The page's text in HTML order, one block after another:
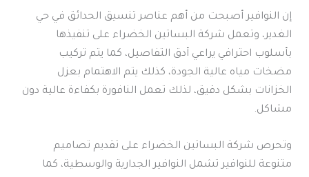
إن النوافير أصبحت من أهم عناصر تنسيق الحدائق في حي
الغدير، وتعمل شركة البساتين الخضراء على تنفيذها
بأسلوب احترافي يراعي أدق التفاصيل، كما يتم تركيب
مضخات مياه عالية الجودة، كذلك يتم الاهتمام بعزل
الخزانات بشكل دقيق، لذلك تعمل النافورة بكفاءة عالية دون
مشاكل.
وتحرص شركة البساتين الخضراء على تقديم تصاميم
متنوعة للنوافير تشمل النوافير الجدارية والوسطية، كما